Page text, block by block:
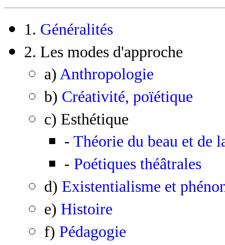
1. Généralités
2. Les modes d'approche
a) Anthropologie
b) Créativité, poïétique
c) Esthétique
- Théorie du beau et de
- Poétiques théâtrales
d) Existentialisme et
e) Histoire
f) Pédagogie